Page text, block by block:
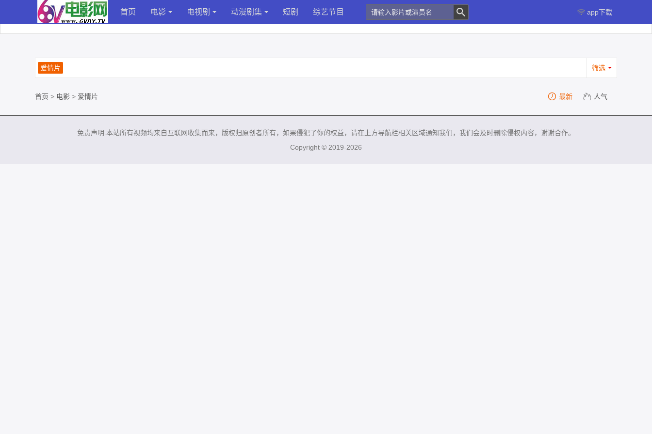
首页 电影 电视剧 动漫剧集 短剧 综艺节目 app下载
爱情片 筛选
首页 > 电影 > 爱情片 最新 人气
免责声明:本站所有视频均来自互联网收集而来，版权归原创者所有，如果侵犯了你的权益，请在上方导航栏相关区域通知我们，我们会及时删除侵权内容，谢谢合作。
Copyright © 2019-2026